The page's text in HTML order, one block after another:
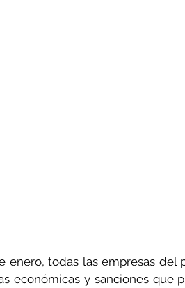
enero, todas las empresas
económicas y sanciones que